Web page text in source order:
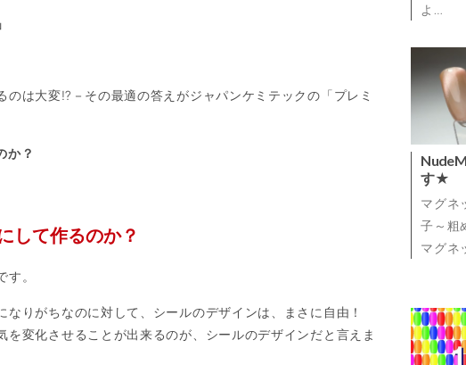
は大変⁉－その最適の答えがジャパンケミテックの「プレミ
か？
して作るのか？
。
りがちなのに対して、シールのデザインは、まさに自由！
変化させることが出来るのが、シールのデザインだと言えま
よ…
す★
マグネ
子～粗
マグネ